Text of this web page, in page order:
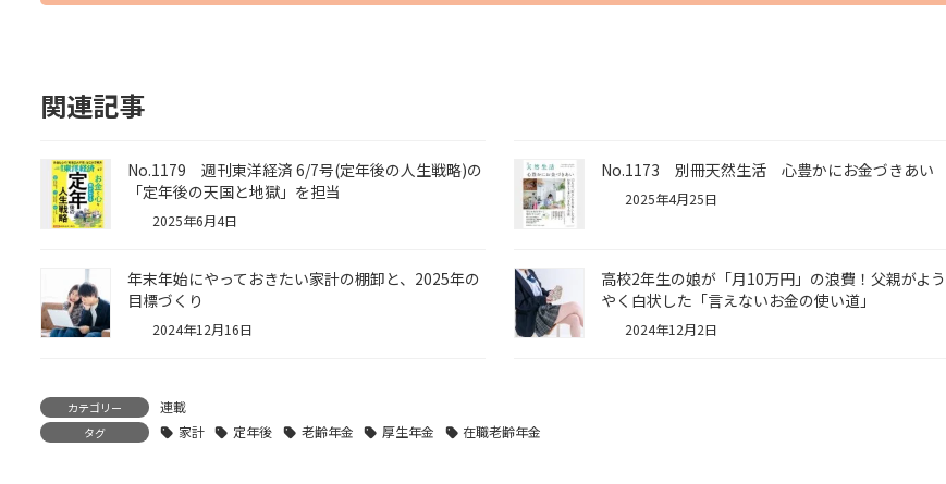
関連記事
No.1179 週刊東洋経済 6/7号(定年後の人生戦略)の
「定年後の天国と地獄」を担当
2025年6月4日
No.1173 別冊天然生活 心豊かにお金づきあい
2025年4月25日
年末年始にやっておきたい家計の棚卸と、2025年の
目標づくり
2024年12月16日
高校2年生の娘が「月10万円」の浪費！父親がよう
やく白状した「言えないお金の使い道」
2024年12月2日
カテゴリー 連載
タグ 家計 定年後 老齢年金 厚生年金 在職老齢年金